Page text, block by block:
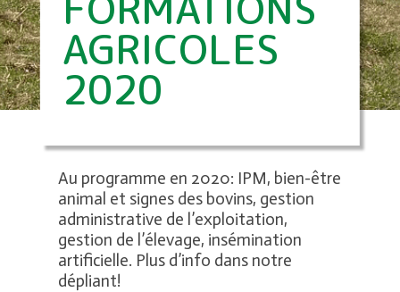
AGRICOLES
2020
Au programme en 2020: IPM, bien-être
animal et signes des bovins, gestion
administrative de l’exploitation,
gestion de l’élevage, insémination
artificielle. Plus d’info dans notre
dépliant!